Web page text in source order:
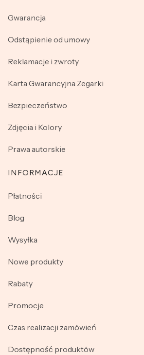
Gwarancja
Odstąpienie od umowy
Reklamacje i zwroty
Karta Gwarancyjna Zegarki
Bezpieczeństwo
Zdjęcia i Kolory
Prawa autorskie
INFORMACJE
Płatności
Blog
Wysyłka
Nowe produkty
Rabaty
Promocje
Czas realizacji zamówień
Dostępność produktów